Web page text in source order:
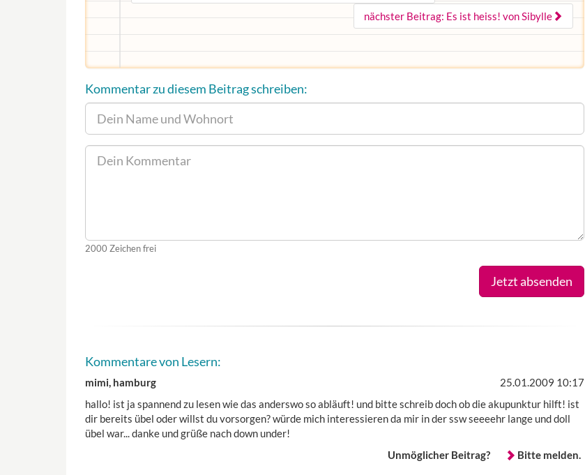
nächster Beitrag: Es ist heiss! von Sibylle
Kommentar zu diesem Beitrag schreiben:
2000 Zeichen frei
Jetzt absenden
Kommentare von Lesern:
mimi, hamburg
25.01.2009 10:17
hallo! ist ja spannend zu lesen wie das anderswo so abläuft! und bitte schreib doch ob die akupunktur hilft! ist
dir bereits übel oder willst du vorsorgen? würde mich interessieren da mir in der ssw seeeehr lange und doll
übel war... danke und grüße nach down under!
Unmöglicher Beitrag?
Bitte melden.